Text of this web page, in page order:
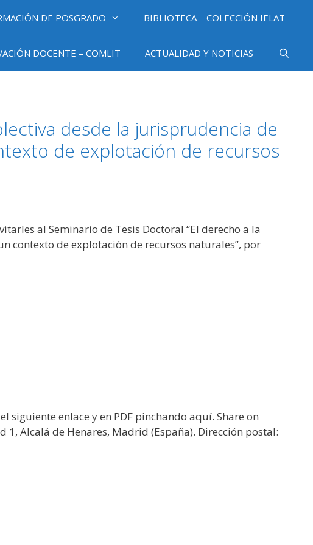
DE POSGRADO BIBLIOTECA – COLECCIÓN IELAT
DOCENTE – COMLIT ACTUALIDAD Y NOTICIAS
desde la jurisprudencia de
de explotación de recursos
al Seminario de Tesis Doctoral “El derecho a la
contexto de explotación de recursos naturales”, por
siguiente enlace y en PDF pinchando aquí. Share on
Alcalá de Henares, Madrid (España). Dirección postal: